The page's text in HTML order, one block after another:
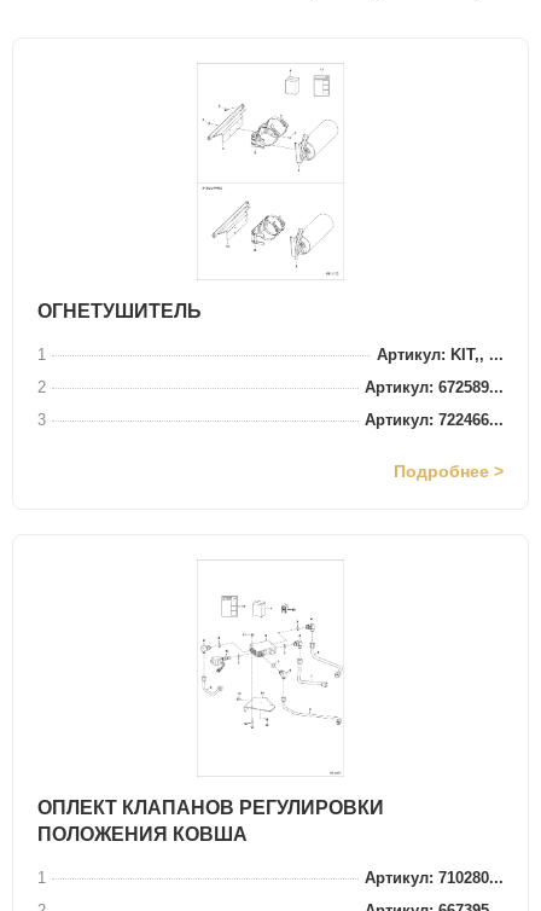
ОГНЕТУШИТЕЛЬ
1
Артикул: KIT,, ...
2
Артикул: 672589...
3
Артикул: 722466...
Подробнее >
ОПЛЕКТ КЛАПАНОВ РЕГУЛИРОВКИ
ПОЛОЖЕНИЯ КОВША
1
Артикул: 710280...